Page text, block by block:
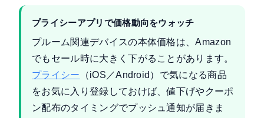
プライシーアプリで価格動向をウォッチ
プルーム関連デバイスの本体価格は、Amazon
でもセール時に大きく下がることがあります。
プライシー （iOS／Android）で気になる商品
をお気に入り登録しておけば、値下げやクーポ
ン配布のタイミングでプッシュ通知が届きま